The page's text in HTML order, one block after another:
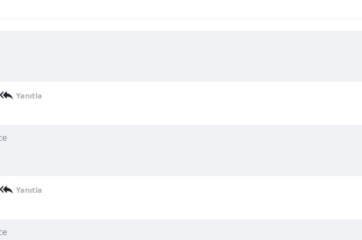
Yanıtla
Yanıtla